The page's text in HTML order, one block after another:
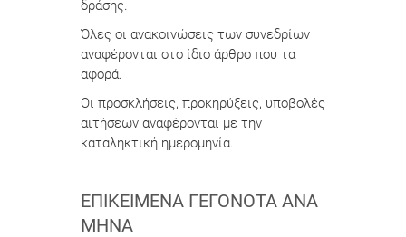
δράσης.
Όλες οι ανακοινώσεις των συνεδρίων
αναφέρονται στο ίδιο άρθρο που τα
αφορά.
Οι προσκλήσεις, προκηρύξεις, υποβολές
αιτήσεων αναφέρονται με την
καταληκτική ημερομηνία.
ΕΠΙΚΕΊΜΕΝΑ ΓΕΓΟΝΌΤΑ ΑΝΆ
ΜΉΝΑ